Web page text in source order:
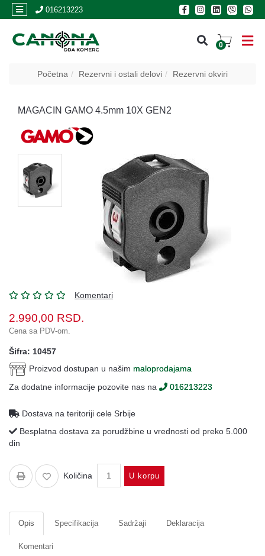
016213223
0
Početna Rezervni i ostali delovi Rezervni okviri
MAGACIN GAMO 4.5mm 10X GEN2
Komentari
2.990,00 RSD.
Cena sa PDV-om.
Šifra: 10457
Proizvod dostupan u našim maloprodajama
Za dodatne informacije pozovite nas na
016213223
Dostava na teritoriji cele Srbije
Besplatna dostava za porudžbine u vrednosti od preko 5.000
din
Količina U korpu
Opis Specifikacija Sadržaji Deklaracija
Komentari